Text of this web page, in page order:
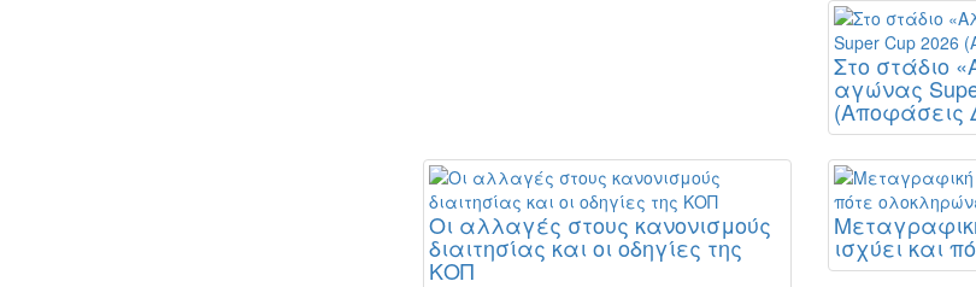
Στο στάδιο
αγώνας
(Αποφάσεις
Οι αλλαγές στους κανονισμούς
διαιτησίας και οι οδηγίες της
ΚΟΠ
ισχύει και